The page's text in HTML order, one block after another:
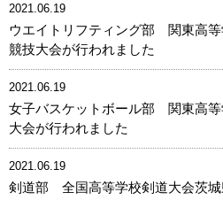
2021.06.19
ウエイトリフティング部 関東高
競技大会が行われました
2021.06.19
女子バスケットボール部 関東高
大会が行われました
2021.06.19
剣道部 全国高等学校剣道大会茨城